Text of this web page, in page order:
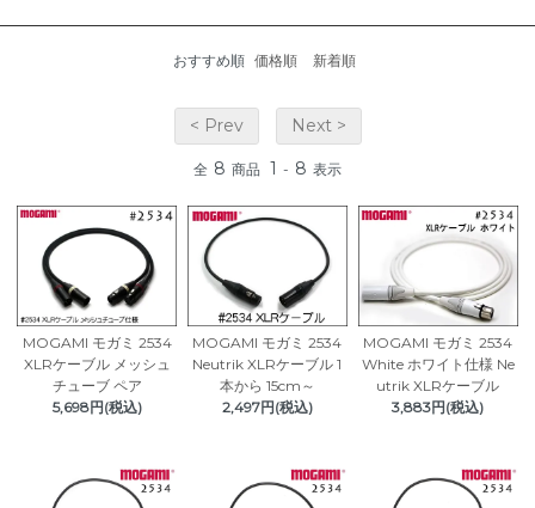
おすすめ順 価格順 新着順
< Prev Next >
全 8 商品 1 - 8 表示
MOGAMI モガミ 2534
XLRケーブル メッシュ
チューブ ペア
5,698円(税込)
MOGAMI モガミ 2534
Neutrik XLRケーブル 1
本から 15cm～
2,497円(税込)
MOGAMI モガミ 2534
White ホワイト仕様 Ne
utrik XLRケーブル
3,883円(税込)